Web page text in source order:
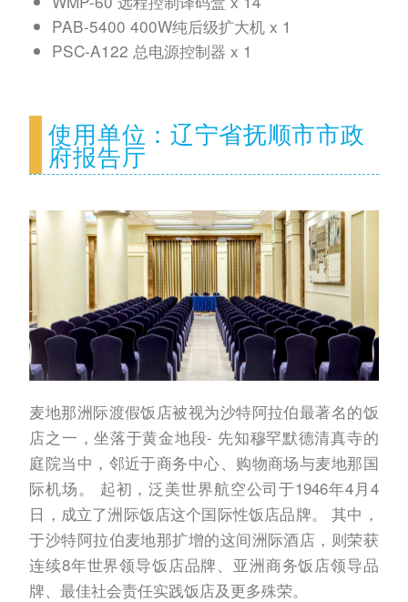
PAB-5400 400W纯后级扩大机 x 1
PSC-A122 总电源控制器 x 1
使用单位：辽宁省抚顺市市政
府报告厅
麦地那洲际渡假饭店被视为沙特阿拉伯最著名的饭
店之一，坐落于黄金地段- 先知穆罕默德清真寺的
庭院当中，邻近于商务中心、购物商场与麦地那国
际机场。 起初，泛美世界航空公司于1946年4月4
日，成立了洲际饭店这个国际性饭店品牌。 其中，
于沙特阿拉伯麦地那扩增的这间洲际酒店，则荣获
连续8年世界领导饭店品牌、亚洲商务饭店领导品
牌、最佳社会责任实践饭店及更多殊荣。